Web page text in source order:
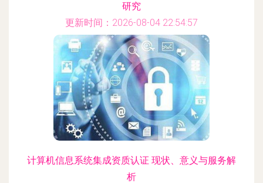
研究
更新时间：2026-08-04 22:54:57
计算机信息系统集成资质认证 现状、意义与服务解
析